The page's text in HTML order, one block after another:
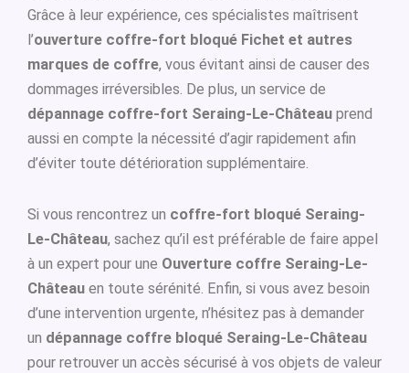
Grâce à leur expérience, ces spécialistes maîtrisent
l’ouverture coffre-fort bloqué Fichet et autres
marques de coffre, vous évitant ainsi de causer des
dommages irréversibles. De plus, un service de
dépannage coffre-fort Seraing-Le-Château prend
aussi en compte la nécessité d’agir rapidement afin
d’éviter toute détérioration supplémentaire.
Si vous rencontrez un coffre-fort bloqué Seraing-
Le-Château, sachez qu’il est préférable de faire appel
à un expert pour une Ouverture coffre Seraing-Le-
Château en toute sérénité. Enfin, si vous avez besoin
d’une intervention urgente, n’hésitez pas à demander
un dépannage coffre bloqué Seraing-Le-Château
pour retrouver un accès sécurisé à vos objets de valeur